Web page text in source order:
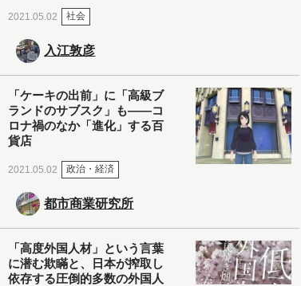
2021.05.02 社会
入江敦彦
「ケーキの出前」に「高級ブ
ランドのサブスク」も――コ
ロナ禍のなか「進化」する百
貨店
2021.05.02 政治・経済
都市商業研究所
「高度外国人材」という言葉
に潜む欺瞞と、日本が搾取し
依存する圧倒的多数の外国人